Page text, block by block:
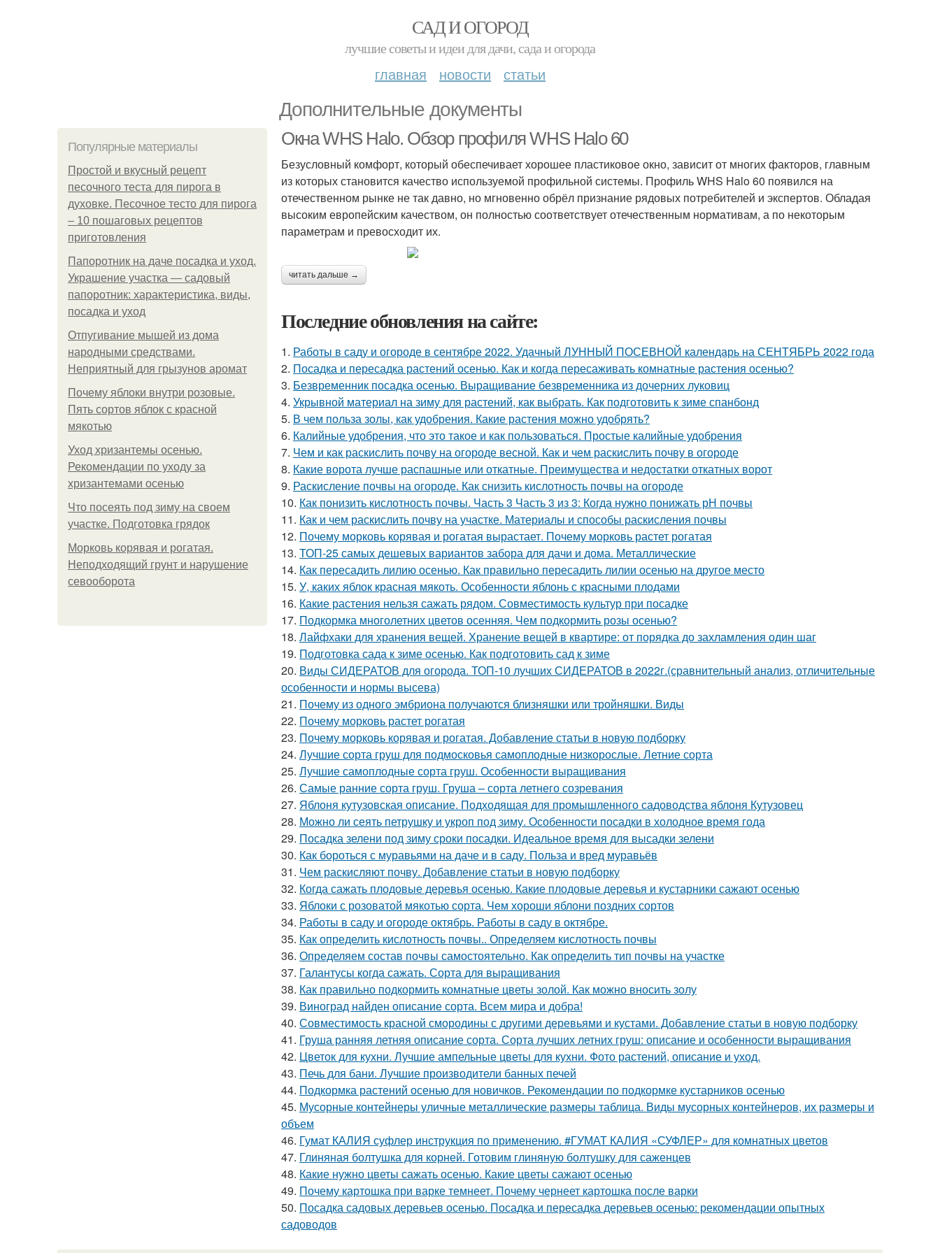
САД И ОГОРОД
лучшие советы и идеи для дачи, сада и огорода
главная новости статьи
Дополнительные документы
Популярные материалы
Простой и вкусный рецепт
песочного теста для пирога в
духовке. Песочное тесто для пирога
– 10 пошаговых рецептов
приготовления
Папоротник на даче посадка и уход.
Украшение участка — садовый
папоротник: характеристика, виды,
посадка и уход
Отпугивание мышей из дома
народными средствами.
Неприятный для грызунов аромат
Почему яблоки внутри розовые.
Пять сортов яблок с красной
мякотью
Уход хризантемы осенью.
Рекомендации по уходу за
хризантемами осенью
Что посеять под зиму на своем
участке. Подготовка грядок
Морковь корявая и рогатая.
Неподходящий грунт и нарушение
севооборота
Окна WHS Halo. Обзор профиля WHS Halo 60
Безусловный комфорт, который обеспечивает хорошее пластиковое окно, зависит от многих факторов, главным
из которых становится качество используемой профильной системы. Профиль WHS Halo 60 появился на
отечественном рынке не так давно, но мгновенно обрёл признание рядовых потребителей и экспертов. Обладая
высоким европейским качеством, он полностью соответствует отечественным нормативам, а по некоторым
параметрам и превосходит их.
читать дальше →
Последние обновления на сайте:
1. Работы в саду и огороде в сентябре 2022. Удачный ЛУННЫЙ ПОСЕВНОЙ календарь на СЕНТЯБРЬ 2022 года
2. Посадка и пересадка растений осенью. Как и когда пересаживать комнатные растения осенью?
3. Безвременник посадка осенью. Выращивание безвременника из дочерних луковиц
4. Укрывной материал на зиму для растений, как выбрать. Как подготовить к зиме спанбонд
5. В чем польза золы, как удобрения. Какие растения можно удобрять?
6. Калийные удобрения, что это такое и как пользоваться. Простые калийные удобрения
7. Чем и как раскислить почву на огороде весной. Как и чем раскислить почву в огороде
8. Какие ворота лучше распашные или откатные. Преимущества и недостатки откатных ворот
9. Раскисление почвы на огороде. Как снизить кислотность почвы на огороде
10. Как понизить кислотность почвы. Часть 3 Часть 3 из 3: Когда нужно понижать рН почвы
11. Как и чем раскислить почву на участке. Материалы и способы раскисления почвы
12. Почему морковь корявая и рогатая вырастает. Почему морковь растет рогатая
13. ТОП-25 самых дешевых вариантов забора для дачи и дома. Металлические
14. Как пересадить лилию осенью. Как правильно пересадить лилии осенью на другое место
15. У, каких яблок красная мякоть. Особенности яблонь с красными плодами
16. Какие растения нельзя сажать рядом. Совместимость культур при посадке
17. Подкормка многолетних цветов осенняя. Чем подкормить розы осенью?
18. Лайфхаки для хранения вещей. Хранение вещей в квартире: от порядка до захламления один шаг
19. Подготовка сада к зиме осенью. Как подготовить сад к зиме
20. Виды СИДЕРАТОВ для огорода. ТОП-10 лучших СИДЕРАТОВ в 2022г.(сравнительный анализ, отличительные
особенности и нормы высева)
21. Почему из одного эмбриона получаются близняшки или тройняшки. Виды
22. Почему морковь растет рогатая
23. Почему морковь корявая и рогатая. Добавление статьи в новую подборку
24. Лучшие сорта груш для подмосковья самоплодные низкорослые. Летние сорта
25. Лучшие самоплодные сорта груш. Особенности выращивания
26. Самые ранние сорта груш. Груша – сорта летнего созревания
27. Яблоня кутузовская описание. Подходящая для промышленного садоводства яблоня Кутузовец
28. Можно ли сеять петрушку и укроп под зиму. Особенности посадки в холодное время года
29. Посадка зелени под зиму сроки посадки. Идеальное время для высадки зелени
30. Как бороться с муравьями на даче и в саду. Польза и вред муравьёв
31. Чем раскисляют почву. Добавление статьи в новую подборку
32. Когда сажать плодовые деревья осенью. Какие плодовые деревья и кустарники сажают осенью
33. Яблоки с розоватой мякотью сорта. Чем хороши яблони поздних сортов
34. Работы в саду и огороде октябрь. Работы в саду в октябре.
35. Как определить кислотность почвы.. Определяем кислотность почвы
36. Определяем состав почвы самостоятельно. Как определить тип почвы на участке
37. Галантусы когда сажать. Сорта для выращивания
38. Как правильно подкормить комнатные цветы золой. Как можно вносить золу
39. Виноград найден описание сорта. Всем мира и добра!
40. Совместимость красной смородины с другими деревьями и кустами. Добавление статьи в новую подборку
41. Груша ранняя летняя описание сорта. Сорта лучших летних груш: описание и особенности выращивания
42. Цветок для кухни. Лучшие ампельные цветы для кухни. Фото растений, описание и уход.
43. Печь для бани. Лучшие производители банных печей
44. Подкормка растений осенью для новичков. Рекомендации по подкормке кустарников осенью
45. Мусорные контейнеры уличные металлические размеры таблица. Виды мусорных контейнеров, их размеры и
объем
46. Гумат КАЛИЯ суфлер инструкция по применению. #ГУМАТ КАЛИЯ «СУФЛЕР» для комнатных цветов
47. Глиняная болтушка для корней. Готовим глиняную болтушку для саженцев
48. Какие нужно цветы сажать осенью. Какие цветы сажают осенью
49. Почему картошка при варке темнеет. Почему чернеет картошка после варки
50. Посадка садовых деревьев осенью. Посадка и пересадка деревьев осенью: рекомендации опытных
садоводов